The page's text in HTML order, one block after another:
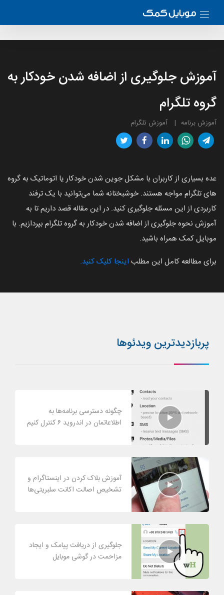
آموزش جلوگیری از اضافه شدن خودکار به
گروه تلگرام
آموزش برنامه آموزش تلگرام
عده بسیاری از کاربران با مشکل جوین شدن خودکار یا اتوماتیک به گروه
های تلگرام مواجه هستند. خوشبختانه شما می‌توانید با یک ترفند
کاربردی از این مسئله جلوگیری کنید. در این مقاله قصد داریم تا به
آموزش نحوه جلوگیری از اضافه شدن خودکار به گروه تلگرام بپردازیم. با
موبایل کمک همراه باشید.
برای مطالعه کامل این مطلب اینجا کلیک کنید.
پربازدیدترین ویدئوها
چگونه دسترسی برنامه‌ها به
اطلاعاتمان در اندروید ۶ کنترل کنیم
آموزش بلاک کردن در اینستاگرام و
تشخیص اصالت اکانت سلبریتی‌ها
جلوگیری از دریافت پیامک و ایجاد
مزاحمت در گوشی موبایل